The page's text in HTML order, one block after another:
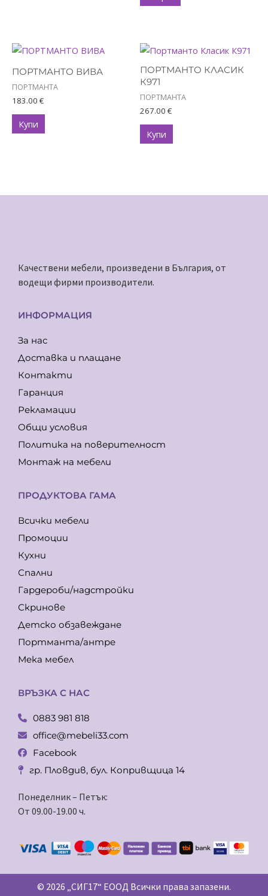
on
the
may
on
the
page
ПОРТМАНТО ВИВА
ПОРТМАНТА
183.00 €
Купи
ПОРТМАНТО КЛАСИК
К971
ПОРТМАНТА
267.00 €
Купи
Качествени мебели, произведени в България, от
водещи фирми производители.
ИНФОРМАЦИЯ
За нас
Доставка и плащане
Контакти
Гаранция
Рекламации
Общи условия
Политика на поверителност
Монтаж на мебели
ПРОДУКТОВА ГАМА
Всички мебели
Промоции
Кухни
Спални
Гардероби/надстройки
Скринове
Детско обзавеждане
Портманта/антре
Мека мебел
ВРЪЗКА С НАС
0883 981 818
office@mebeli33.com
Facebook
гр. Пловдив, бул. Копривщица 14
Понеделник – Петък:
От 09.00-19.00 ч.
© 2026 „СИГ17“ ЕООД Всички права запазени.